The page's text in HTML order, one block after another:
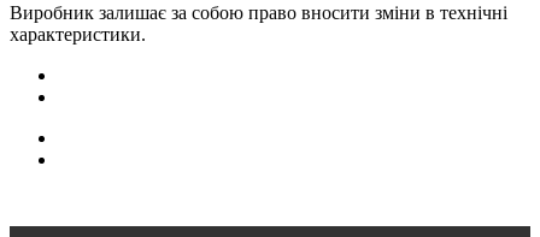
Виробник залишає за собою право вносити зміни в технічні
характеристики.